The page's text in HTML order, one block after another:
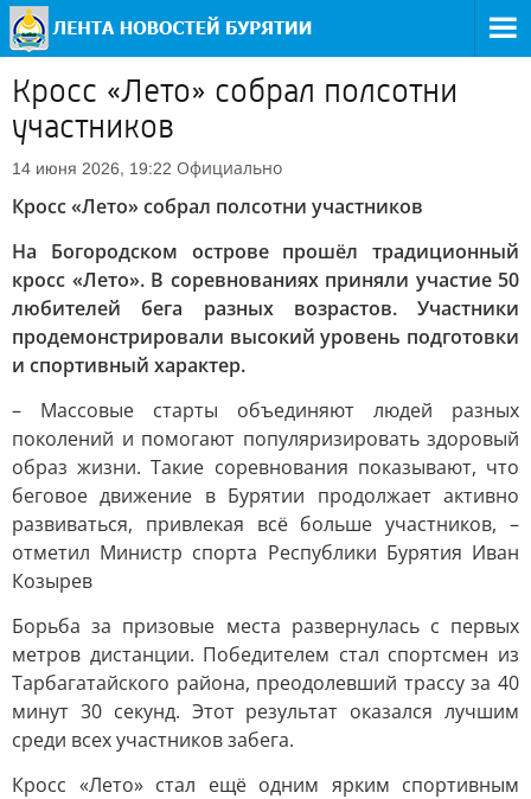
Кросс «Лето» собрал полсотни
участников
14 июня 2026, 19:22 Официально
Кросс «Лето» собрал полсотни участников
На Богородском острове прошёл традиционный
кросс «Лето». В соревнованиях приняли участие 50
любителей бега разных возрастов. Участники
продемонстрировали высокий уровень подготовки
и спортивный характер.
– Массовые старты объединяют людей разных
поколений и помогают популяризировать здоровый
образ жизни. Такие соревнования показывают, что
беговое движение в Бурятии продолжает активно
развиваться, привлекая всё больше участников, –
отметил Министр спорта Республики Бурятия Иван
Козырев
Борьба за призовые места развернулась с первых
метров дистанции. Победителем стал спортсмен из
Тарбагатайского района, преодолевший трассу за 40
минут 30 секунд. Этот результат оказался лучшим
среди всех участников забега.
Кросс «Лето» стал ещё одним ярким спортивным